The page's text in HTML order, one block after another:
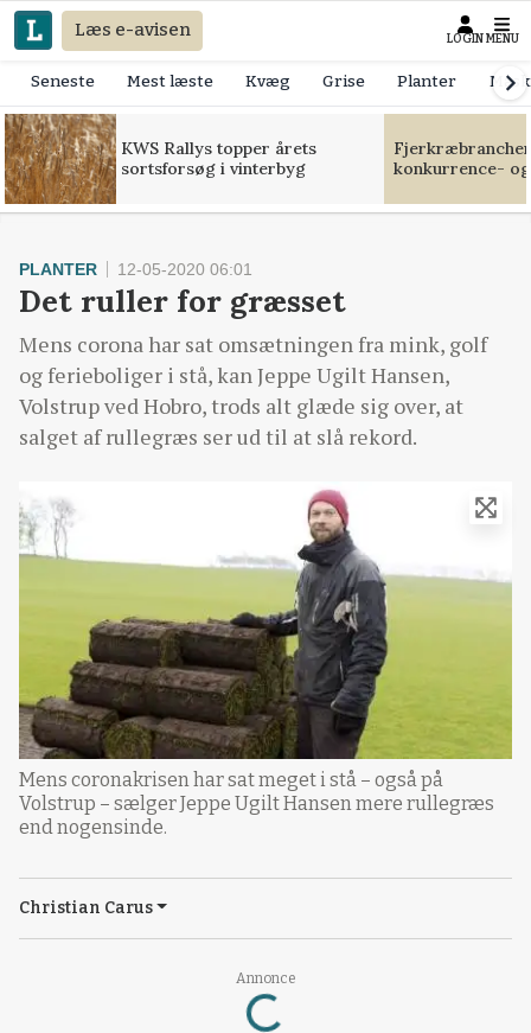
Læs e-avisen LOGIN MENU
Seneste Mest læste Kvæg Grise Planter
KWS Rallys topper årets
sortsforsøg i vinterbyg
konkurrence-
Annonce
Loading...
PLANTER 12-05-2020 06:01
Det ruller for græsset
Mens corona har sat omsætningen fra mink, golf
og ferieboliger i stå, kan Jeppe Ugilt Hansen,
Volstrup ved Hobro, trods alt glæde sig over, at
salget af rullegræs ser ud til at slå rekord.
Mens coronakrisen har sat meget i stå – også på
Volstrup – sælger Jeppe Ugilt Hansen mere rullegræs
end nogensinde.
Christian Carus